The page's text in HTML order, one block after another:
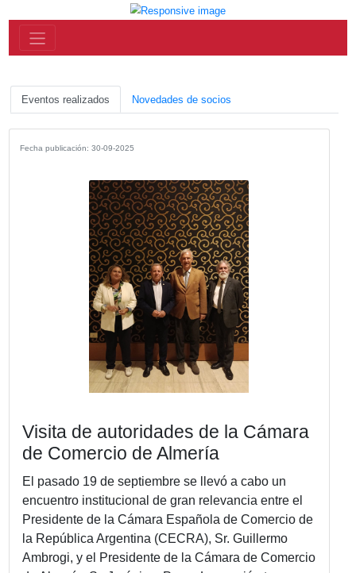
Fecha publicación: 30-09-2025
Visita de autoridades de la
de Comercio de Almería